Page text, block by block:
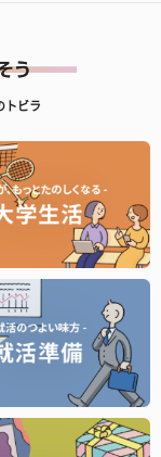
トビラ